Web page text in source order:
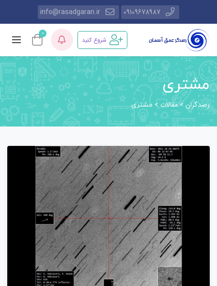
09109678987
info@rasadgaran.ir
شروع کنید
0
مشتری
رصدگران>مقالات> مشتری